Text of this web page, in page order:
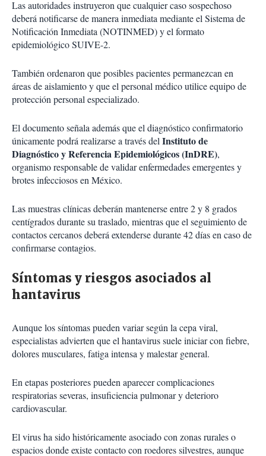
Las autoridades instruyeron que cualquier caso sospechoso
deberá notificarse de manera inmediata mediante el Sistema de
Notificación Inmediata (NOTINMED) y el formato
epidemiológico SUIVE-2.
También ordenaron que posibles pacientes permanezcan en
áreas de aislamiento y que el personal médico utilice equipo de
protección personal especializado.
El documento señala además que el diagnóstico confirmatorio
únicamente podrá realizarse a través delInstituto de
Diagnóstico y Referencia Epidemiológicos (InDRE),
organismo responsable de validar enfermedades emergentes y
brotes infecciosos en México.
Las muestras clínicas deberán mantenerse entre 2 y 8 grados
centígrados durante su traslado, mientras que el seguimiento de
contactos cercanos deberá extenderse durante 42 días en caso de
confirmarse contagios.
Síntomas y riesgos asociados al
hantavirus
Aunque los síntomas pueden variar según la cepa viral,
especialistas advierten que el hantavirus suele iniciar con fiebre,
dolores musculares, fatiga intensa y malestar general.
En etapas posteriores pueden aparecer complicaciones
respiratorias severas, insuficiencia pulmonar y deterioro
cardiovascular.
El virus ha sido históricamente asociado con zonas rurales o
espacios donde existe contacto con roedores silvestres, aunque